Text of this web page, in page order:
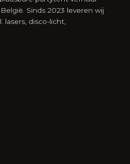
Sinds 2023 leveren wij
disco-licht,